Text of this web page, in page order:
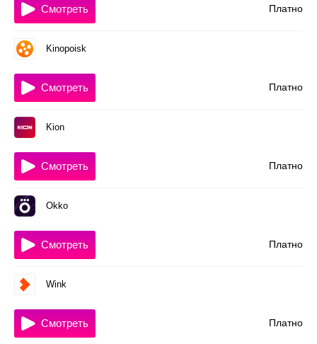
Платно
Смотреть
Kinopoisk
Платно
Смотреть
Kion
Платно
Смотреть
Okko
Платно
Смотреть
Wink
Платно
Смотреть